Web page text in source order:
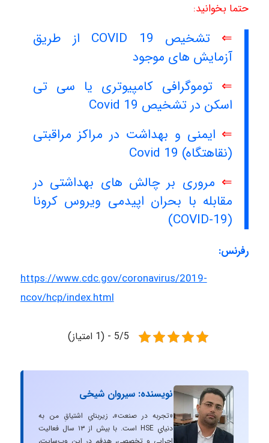
حتما بخوانید:
⇐
تشخیص COVID 19 از طریق
آزمایش های موجود
⇐ توموگرافی کامپیوتری یا سی تی
اسکن در تشخیص Covid 19
⇐ ایمنی و بهداشت در مراکز مراقبتی
(نقاهتگاه) Covid 19
⇐ مروری بر چالش های بهداشتی در
مقابله با بحران اپیدمی ویروس کرونا
(COVID-19)
رفرنس:
https://www.cdc.gov/coronavirus/2019-
ncov/hcp/index.html
5/5 - (1 امتیاز)
نویسنده: سیروان شیخی
«تجربه در صنعت»، زیربنایِ اشتیاقِ من به
دنیایِ HSE است. با بیش از ۱۳ سال فعالیت